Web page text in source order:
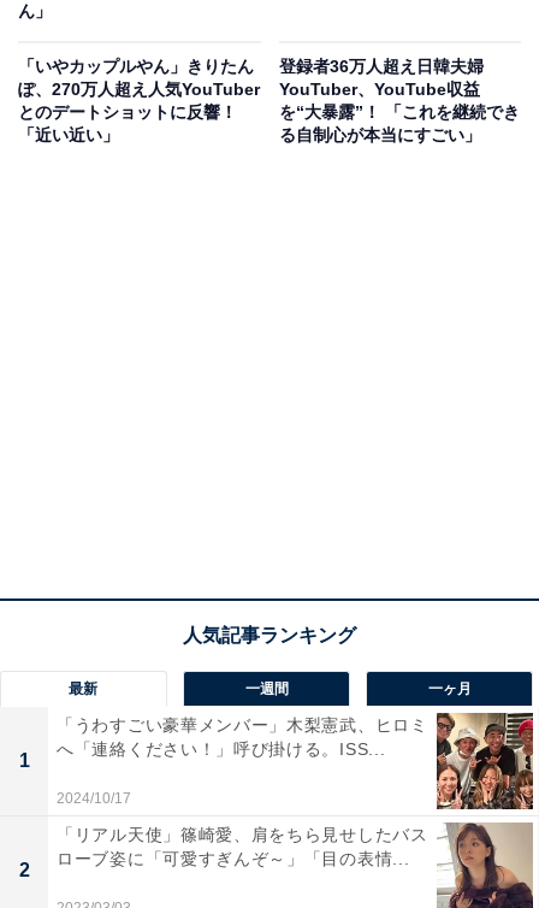
ん」
「いやカップルやん」きりたん
ぽ、270万人超え人気YouTuber
とのデートショットに反響！
「近い近い」
登録者36万人超え日韓夫婦
YouTuber、YouTube収益
を“大暴露”！ 「これを継続でき
る自制心が本当にすごい」
最新 一週間 一ヶ月
1
「うわすごい豪華メンバー」木梨憲武、ヒロミ
へ「連絡ください！」呼び掛ける。ISS...
2024/10/17
2
「リアル天使」篠崎愛、肩をちら見せしたバス
ローブ姿に「可愛すぎんぞ～」「目の表情...